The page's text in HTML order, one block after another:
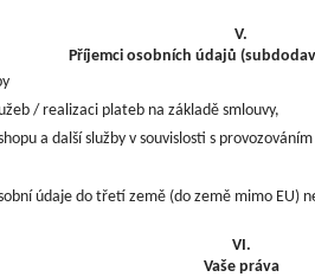
V.
Příjemci osobních údajů
/ realizaci plateb na základě smlouvy,
a další služby v souvislosti s
údaje do třetí země (do země mimo EU)
VI.
Vaše práva